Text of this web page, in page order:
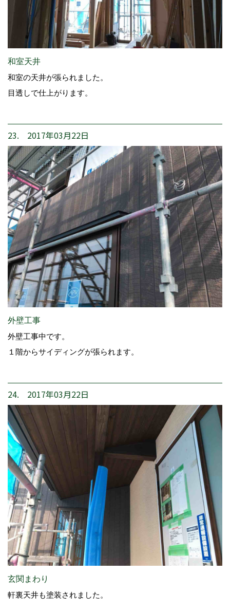
和室天井
和室の天井が張られました。
目透しで仕上がります。
23. 2017年03月22日
外壁工事
外壁工事中です。
１階からサイディングが張られます。
24. 2017年03月22日
玄関まわり
軒裏天井も塗装されました。